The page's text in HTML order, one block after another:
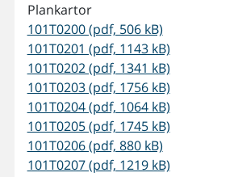
Plankartor
101T0200 (pdf, 506 kB)
101T0201 (pdf, 1143 kB)
101T0202 (pdf, 1341 kB)
101T0203 (pdf, 1756 kB)
101T0204 (pdf, 1064 kB)
101T0205 (pdf, 1745 kB)
101T0206 (pdf, 880 kB)
101T0207 (pdf, 1219 kB)